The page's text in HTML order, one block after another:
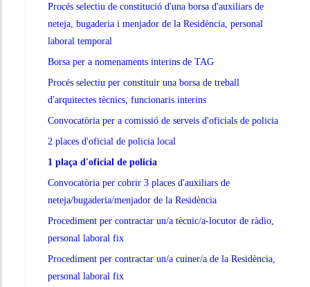
Procés selectiu de constitució d'una borsa d'auxiliars de
neteja, bugaderia i menjador de la Residència, personal
laboral temporal
Borsa per a nomenaments interins de TAG
Procés selectiu per constituir una borsa de treball
d'arquitectes tècnics, funcionaris interins
Convocatòria per a comissió de serveis d'oficials de policia
2 places d'oficial de policia local
1 plaça d'oficial de policia
Convocatòria per cobrir 3 places d'auxiliars de
neteja/bugaderia/menjador de la Residència
Procediment per contractar un/a tècnic/a-locutor de ràdio,
personal laboral fix
Procediment per contractar un/a cuiner/a de la Residència,
personal laboral fix